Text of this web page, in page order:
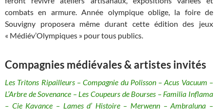
combats en armure. Année olympique oblige, la foire de
Souvigny proposera même durant cette édition des jeux
« Médiév’Olympiques » pour tous publics.
Compagnies médiévales & artistes invités
Les Tritons Ripailleurs – Compagnie du Polisson – Acus Vacuum –
L’Arbre de Sovenance – Les Coupeurs de Bourses – Familia Inflama
– Cie Kavance – Lames d’ Histoire – Merwenn – Ambraluna –